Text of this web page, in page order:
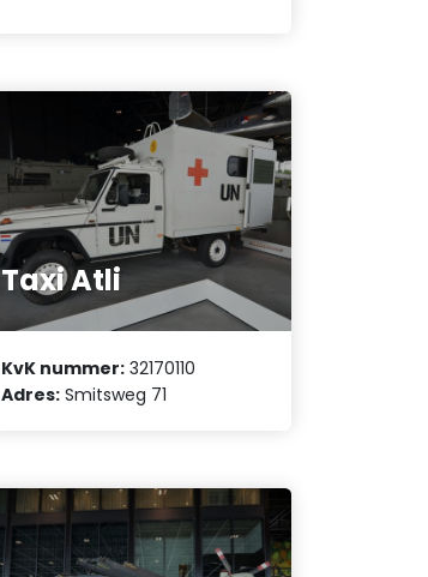
Taxi Atli
KvK nummer: 32170110
Adres: Smitsweg 71